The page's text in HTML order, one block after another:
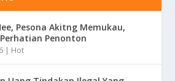
Pesona Akitng Memukau,
Penonton
| Hot